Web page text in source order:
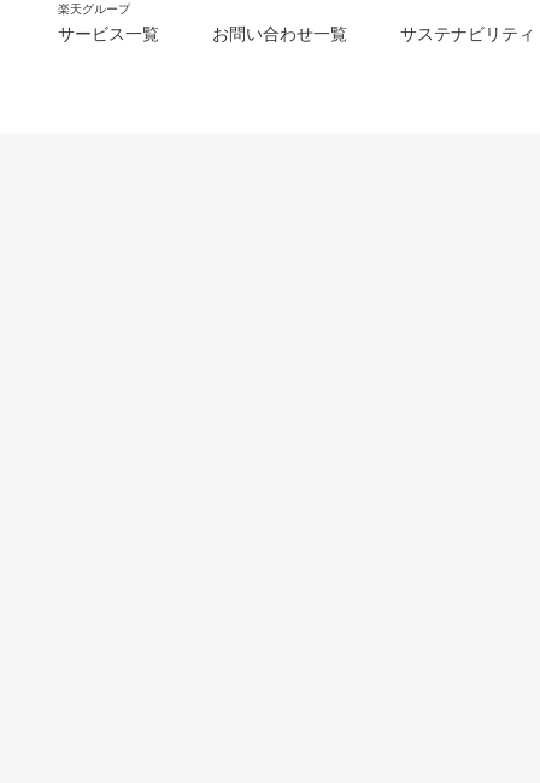
楽天グループ
サービス一覧 お問い合わせ一覧 サステナビリティ